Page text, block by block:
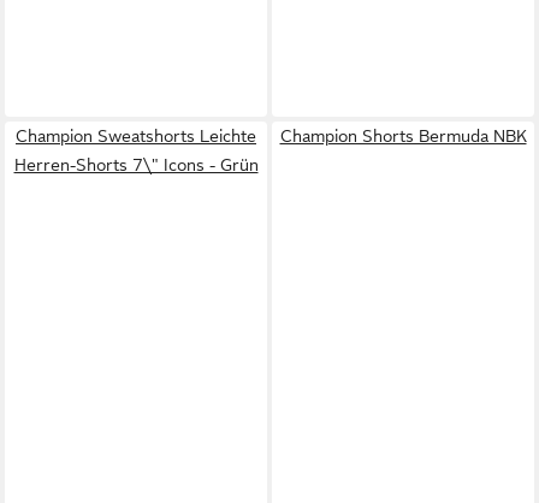
Champion Sweatshorts Leichte
Herren-Shorts 7\" Icons - Grün
Champion Shorts Bermuda NBK